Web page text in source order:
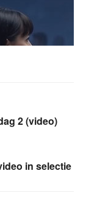
2 (video)
in selectie